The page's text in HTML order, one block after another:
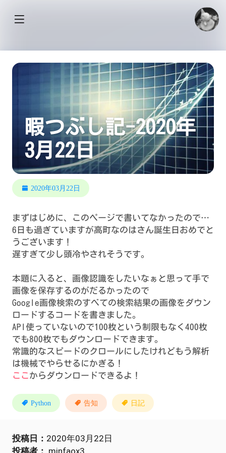
暇つぶし記-2020年
3月22日
2020年03月22日
まずはじめに、このページで書いてなかったので…
6日も過ぎていますが高町なのはさん誕生日おめでと
うございます！
遅すぎて少し頭冷やされそうです。
本題に入ると、画像認識をしたいなぁと思って手で
画像を保存するのがだるかったので
Google画像検索のすべての検索結果の画像をダウン
ロードするコードを書きました。
API使っていないので100枚という制限もなく400枚
でも800枚でもダウンロードできます。
常識的なスピードのクロールにしたけれどもう解析
は機械でやらせるにかぎる！
ここ からダウンロードできるよ！
Python 告知 日記
投稿日： 2020年03月22日
投稿者： minfaox3